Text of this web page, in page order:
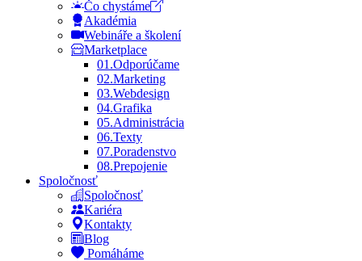
Čo chystáme
Akadémia
Webináře a školení
Marketplace
01.Odporúčame
02.Marketing
03.Webdesign
04.Grafika
05.Administrácia
06.Texty
07.Poradenstvo
08.Prepojenie
Spoločnosť
Spoločnosť
Kariéra
Kontakty
Blog
Pomáháme